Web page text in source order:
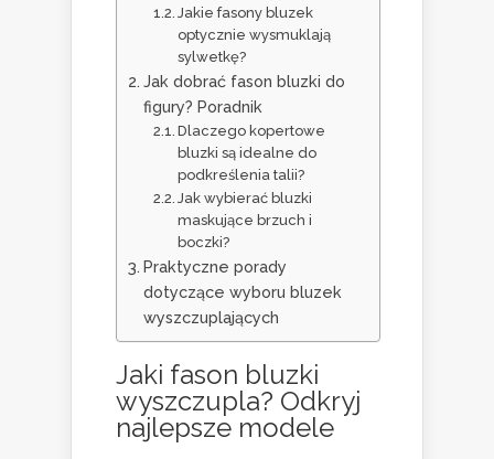
Jakie fasony bluzek
optycznie wysmuklają
sylwetkę?
Jak dobrać fason bluzki do
figury? Poradnik
Dlaczego kopertowe
bluzki są idealne do
podkreślenia talii?
Jak wybierać bluzki
maskujące brzuch i
boczki?
Praktyczne porady
dotyczące wyboru bluzek
wyszczuplających
Jaki fason bluzki
wyszczupla? Odkryj
najlepsze modele